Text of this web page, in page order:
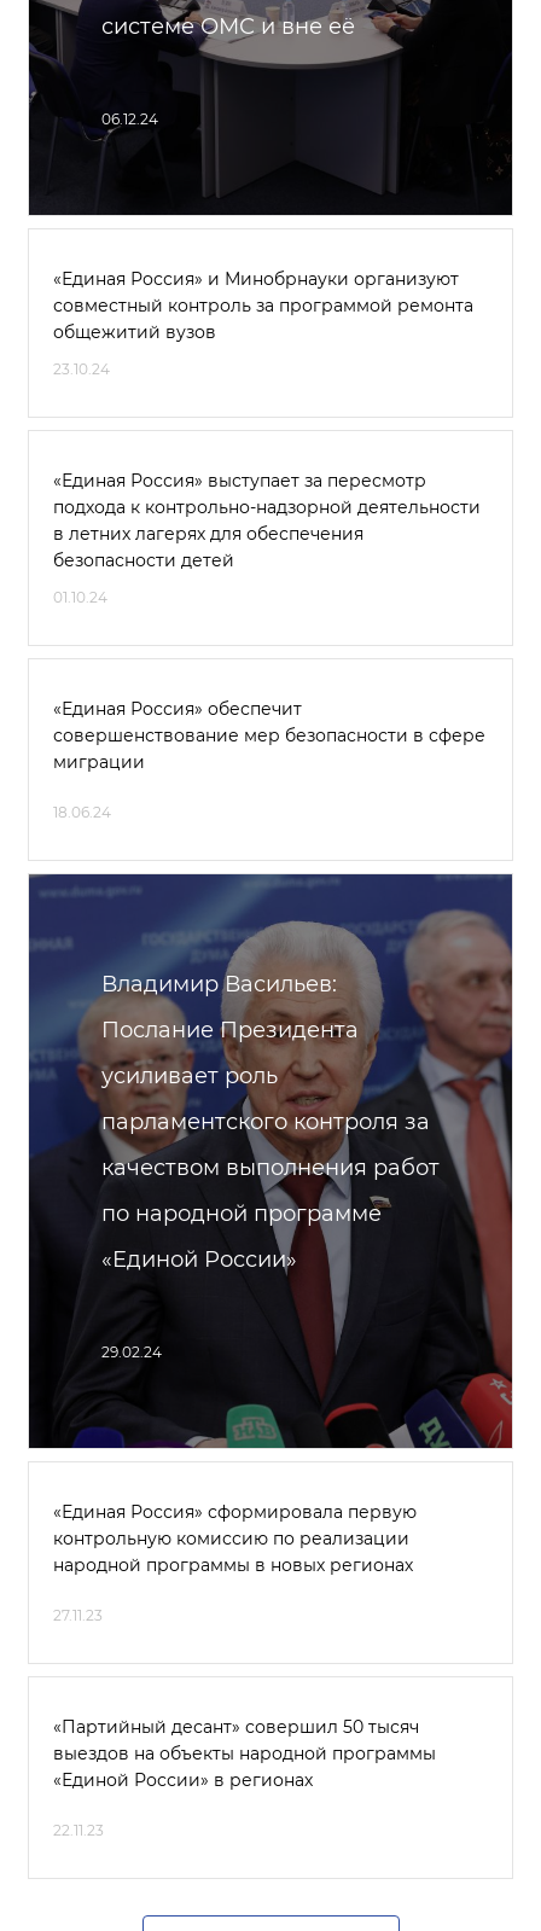
системе ОМС и вне её
06.12.24
«Единая Россия» и Минобрнауки организуют
совместный контроль за программой ремонта
общежитий вузов
23.10.24
«Единая Россия» выступает за пересмотр
подхода к контрольно-надзорной деятельности
в летних лагерях для обеспечения
безопасности детей
01.10.24
«Единая Россия» обеспечит
совершенствование мер безопасности в сфере
миграции
18.06.24
Владимир Васильев:
Послание Президента
усиливает роль
парламентского контроля за
качеством выполнения работ
по народной программе
«Единой России»
29.02.24
«Единая Россия» сформировала первую
контрольную комиссию по реализации
народной программы в новых регионах
27.11.23
«Партийный десант» совершил 50 тысяч
выездов на объекты народной программы
«Единой России» в регионах
22.11.23